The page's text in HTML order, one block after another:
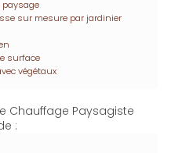
à Lapalissefait partie des
votre jardin en espace
est installée selon les
durabilité pour de longues
:Aménagement piscine
Paysages et Bois de
aussi :